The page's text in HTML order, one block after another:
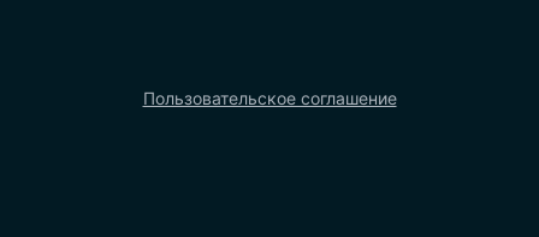
Пользовательское соглашение